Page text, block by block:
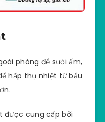
phòng để sưởi ấm,
hấp thụ nhiệt từ bầu
được cung cấp bởi